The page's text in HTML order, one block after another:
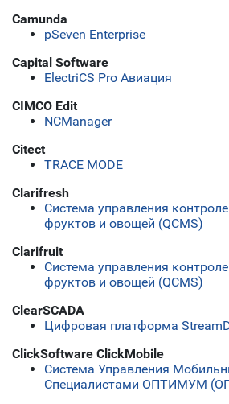
Camunda
pSeven Enterprise
Capital Software
ElectriCS Pro Авиация
CIMCO Edit
NCManager
Citect
TRACE MODE
Clarifresh
Система управления
фруктов и овощей (QCMS)
Clarifruit
Система управления
фруктов и овощей (QCMS)
ClearSCADA
Цифровая платформа
ClickSoftware ClickMobile
Система Управления
Специалистами ОПТИМУМ